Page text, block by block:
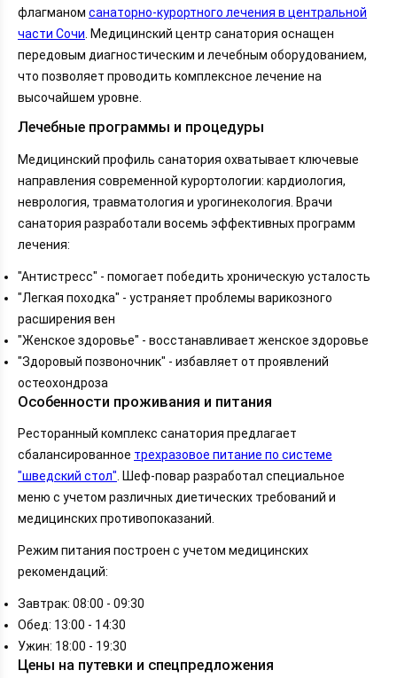
флагманом санаторно-курортного лечения в центральной
части Сочи . Медицинский центр санатория оснащен
передовым диагностическим и лечебным оборудованием,
что позволяет проводить комплексное лечение на
высочайшем уровне.
Лечебные программы и процедуры
Медицинский профиль санатория охватывает ключевые
направления современной курортологии: кардиология,
неврология, травматология и урогинекология. Врачи
санатория разработали восемь эффективных программ
лечения:
"Антистресс" - помогает победить хроническую усталость
"Легкая походка" - устраняет проблемы варикозного
расширения вен
"Женское здоровье" - восстанавливает женское здоровье
"Здоровый позвоночник" - избавляет от проявлений
остеохондроза
Особенности проживания и питания
Ресторанный комплекс санатория предлагает
сбалансированное трехразовое питание по системе
"шведский стол" . Шеф-повар разработал специальное
меню с учетом различных диетических требований и
медицинских противопоказаний.
Режим питания построен с учетом медицинских
рекомендаций:
Завтрак: 08:00 - 09:30
Обед: 13:00 - 14:30
Ужин: 18:00 - 19:30
Цены на путевки и спецпредложения